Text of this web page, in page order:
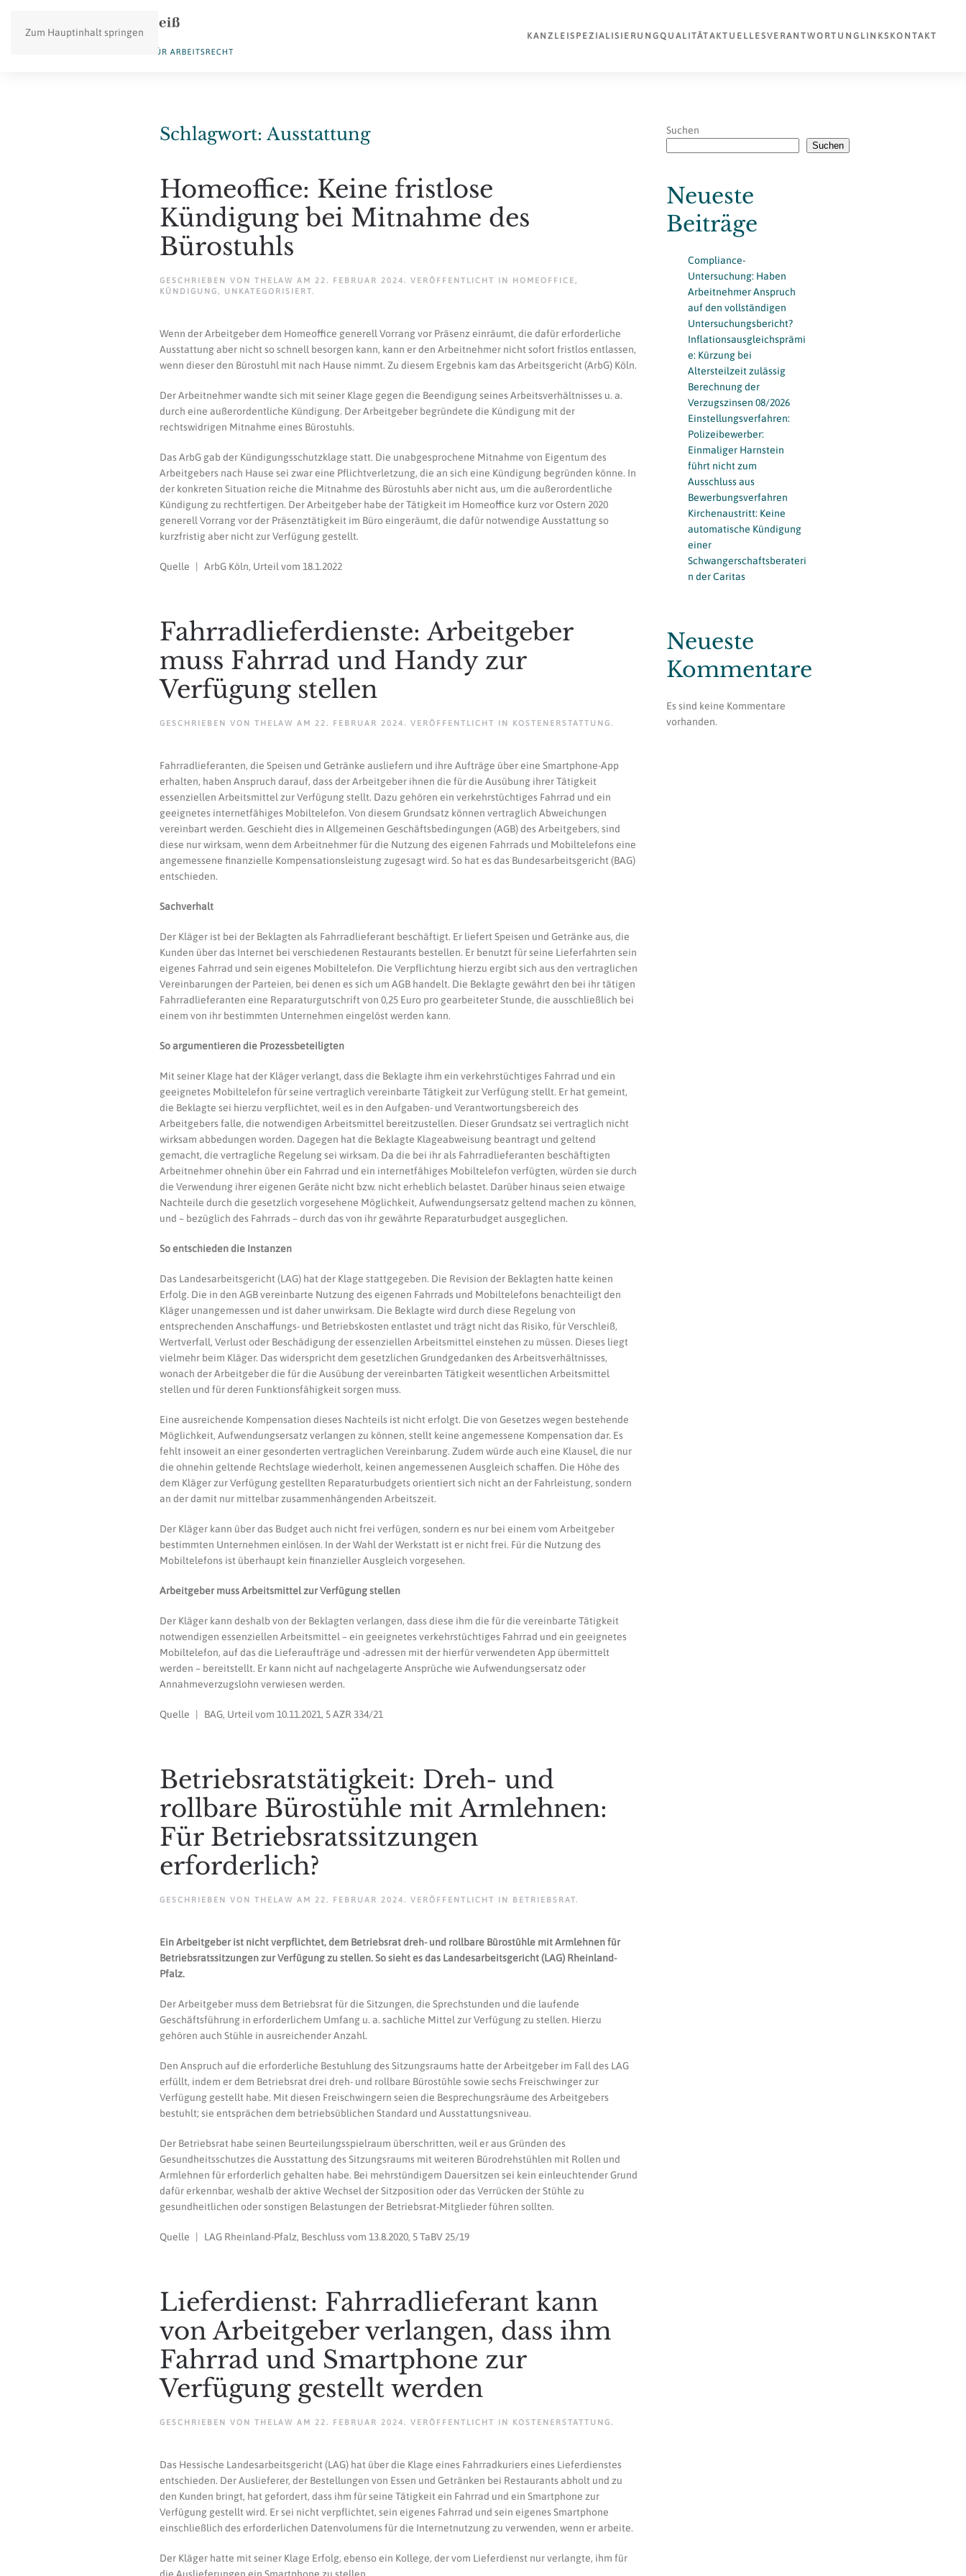
Zum Hauptinhalt springen KANZLEISPEZIALISIERUNGQUALITÄTAKTUELLESVERANTWORTUNG LINKS KONTAKT
Schlagwort:Ausstattung
Homeoffice: Keine fristlose
Kündigung bei Mitnahme des
Bürostuhls
GESCHRIEBEN VON THELAW AM 22. FEBRUAR 2024 . VERÖFFENTLICHT IN HOMEOFFICE ,
KÜNDIGUNG , UNKATEGORISIERT.
Wenn der Arbeitgeber dem Homeoffice generell Vorrang vor Präsenz einräumt, die dafür erforderliche
Ausstattung aber nicht so schnell besorgen kann, kann er den Arbeitnehmer nicht sofort fristlos entlassen,
wenn dieser den Bürostuhl mit nach Hause nimmt. Zu diesem Ergebnis kam das Arbeitsgericht (ArbG) Köln.
Der Arbeitnehmer wandte sich mit seiner Klage gegen die Beendigung seines Arbeitsverhältnisses u. a.
durch eine außerordentliche Kündigung. Der Arbeitgeber begründete die Kündigung mit der
rechtswidrigen Mitnahme eines Bürostuhls.
Das ArbG gab der Kündigungsschutzklage statt. Die unabgesprochene Mitnahme von Eigentum des
Arbeitgebers nach Hause sei zwar eine Pflichtverletzung, die an sich eine Kündigung begründen könne. In
der konkreten Situation reiche die Mitnahme des Bürostuhls aber nicht aus, um die außerordentliche
Kündigung zu rechtfertigen. Der Arbeitgeber habe der Tätigkeit im Homeoffice kurz vor Ostern 2020
generell Vorrang vor der Präsenztätigkeit im Büro eingeräumt, die dafür notwendige Ausstattung so
kurzfristig aber nicht zur Verfügung gestellt.
Quelle | ArbG Köln, Urteil vom 18.1.2022
Fahrradlieferdienste: Arbeitgeber
muss Fahrrad und Handy zur
Verfügung stellen
GESCHRIEBEN VON THELAW AM 22. FEBRUAR 2024 . VERÖFFENTLICHT IN KOSTENERSTATTUNG .
Fahrradlieferanten, die Speisen und Getränke ausliefern und ihre Aufträge über eine Smartphone-App
erhalten, haben Anspruch darauf, dass der Arbeitgeber ihnen die für die Ausübung ihrer Tätigkeit
essenziellen Arbeitsmittel zur Verfügung stellt. Dazu gehören ein verkehrstüchtiges Fahrrad und ein
geeignetes internetfähiges Mobiltelefon. Von diesem Grundsatz können vertraglich Abweichungen
vereinbart werden. Geschieht dies in Allgemeinen Geschäftsbedingungen (AGB) des Arbeitgebers, sind
diese nur wirksam, wenn dem Arbeitnehmer für die Nutzung des eigenen Fahrrads und Mobiltelefons eine
angemessene finanzielle Kompensationsleistung zugesagt wird. So hat es das Bundesarbeitsgericht (BAG)
entschieden.
Sachverhalt
Der Kläger ist bei der Beklagten als Fahrradlieferant beschäftigt. Er liefert Speisen und Getränke aus, die
Kunden über das Internet bei verschiedenen Restaurants bestellen. Er benutzt für seine Lieferfahrten sein
eigenes Fahrrad und sein eigenes Mobiltelefon. Die Verpflichtung hierzu ergibt sich aus den vertraglichen
Vereinbarungen der Parteien, bei denen es sich um AGB handelt. Die Beklagte gewährt den bei ihr tätigen
Fahrradlieferanten eine Reparaturgutschrift von 0,25 Euro pro gearbeiteter Stunde, die ausschließlich bei
einem von ihr bestimmten Unternehmen eingelöst werden kann.
So argumentieren die Prozessbeteiligten
Mit seiner Klage hat der Kläger verlangt, dass die Beklagte ihm ein verkehrstüchtiges Fahrrad und ein
geeignetes Mobiltelefon für seine vertraglich vereinbarte Tätigkeit zur Verfügung stellt. Er hat gemeint,
die Beklagte sei hierzu verpflichtet, weil es in den Aufgaben- und Verantwortungsbereich des
Arbeitgebers falle, die notwendigen Arbeitsmittel bereitzustellen. Dieser Grundsatz sei vertraglich nicht
wirksam abbedungen worden. Dagegen hat die Beklagte Klageabweisung beantragt und geltend
gemacht, die vertragliche Regelung sei wirksam. Da die bei ihr als Fahrradlieferanten beschäftigten
Arbeitnehmer ohnehin über ein Fahrrad und ein internetfähiges Mobiltelefon verfügten, würden sie durch
die Verwendung ihrer eigenen Geräte nicht bzw. nicht erheblich belastet. Darüber hinaus seien etwaige
Nachteile durch die gesetzlich vorgesehene Möglichkeit, Aufwendungsersatz geltend machen zu können,
und – bezüglich des Fahrrads – durch das von ihr gewährte Reparaturbudget ausgeglichen.
So entschieden die Instanzen
Das Landesarbeitsgericht (LAG) hat der Klage stattgegeben. Die Revision der Beklagten hatte keinen
Erfolg. Die in den AGB vereinbarte Nutzung des eigenen Fahrrads und Mobiltelefons benachteiligt den
Kläger unangemessen und ist daher unwirksam. Die Beklagte wird durch diese Regelung von
entsprechenden Anschaffungs- und Betriebskosten entlastet und trägt nicht das Risiko, für Verschleiß,
Wertverfall, Verlust oder Beschädigung der essenziellen Arbeitsmittel einstehen zu müssen. Dieses liegt
vielmehr beim Kläger. Das widerspricht dem gesetzlichen Grundgedanken des Arbeitsverhältnisses,
wonach der Arbeitgeber die für die Ausübung der vereinbarten Tätigkeit wesentlichen Arbeitsmittel
stellen und für deren Funktionsfähigkeit sorgen muss.
Eine ausreichende Kompensation dieses Nachteils ist nicht erfolgt. Die von Gesetzes wegen bestehende
Möglichkeit, Aufwendungsersatz verlangen zu können, stellt keine angemessene Kompensation dar. Es
fehlt insoweit an einer gesonderten vertraglichen Vereinbarung. Zudem würde auch eine Klausel, die nur
die ohnehin geltende Rechtslage wiederholt, keinen angemessenen Ausgleich schaffen. Die Höhe des
dem Kläger zur Verfügung gestellten Reparaturbudgets orientiert sich nicht an der Fahrleistung, sondern
an der damit nur mittelbar zusammenhängenden Arbeitszeit.
Der Kläger kann über das Budget auch nicht frei verfügen, sondern es nur bei einem vom Arbeitgeber
bestimmten Unternehmen einlösen. In der Wahl der Werkstatt ist er nicht frei. Für die Nutzung des
Mobiltelefons ist überhaupt kein finanzieller Ausgleich vorgesehen.
Arbeitgeber muss Arbeitsmittel zur Verfügung stellen
Der Kläger kann deshalb von der Beklagten verlangen, dass diese ihm die für die vereinbarte Tätigkeit
notwendigen essenziellen Arbeitsmittel – ein geeignetes verkehrstüchtiges Fahrrad und ein geeignetes
Mobiltelefon, auf das die Lieferaufträge und -adressen mit der hierfür verwendeten App übermittelt
werden – bereitstellt. Er kann nicht auf nachgelagerte Ansprüche wie Aufwendungsersatz oder
Annahmeverzugslohn verwiesen werden.
Quelle | BAG, Urteil vom 10.11.2021, 5 AZR 334/21
Betriebsratstätigkeit: Dreh- und
rollbare Bürostühle mit Armlehnen:
Für Betriebsratssitzungen
erforderlich?
GESCHRIEBEN VON THELAW AM 22. FEBRUAR 2024 . VERÖFFENTLICHT IN BETRIEBSRAT.
Ein Arbeitgeber ist nicht verpflichtet, dem Betriebsrat dreh- und rollbare Bürostühle mit Armlehnen für
Betriebsratssitzungen zur Verfügung zu stellen. So sieht es das Landesarbeitsgericht (LAG) Rheinland-
Pfalz.
Der Arbeitgeber muss dem Betriebsrat für die Sitzungen, die Sprechstunden und die laufende
Geschäftsführung in erforderlichem Umfang u. a. sachliche Mittel zur Verfügung zu stellen. Hierzu
gehören auch Stühle in ausreichender Anzahl.
Den Anspruch auf die erforderliche Bestuhlung des Sitzungsraums hatte der Arbeitgeber im Fall des LAG
erfüllt, indem er dem Betriebsrat drei dreh- und rollbare Bürostühle sowie sechs Freischwinger zur
Verfügung gestellt habe. Mit diesen Freischwingern seien die Besprechungsräume des Arbeitgebers
bestuhlt; sie entsprächen dem betriebsüblichen Standard und Ausstattungsniveau.
Der Betriebsrat habe seinen Beurteilungsspielraum überschritten, weil er aus Gründen des
Gesundheitsschutzes die Ausstattung des Sitzungsraums mit weiteren Bürodrehstühlen mit Rollen und
Armlehnen für erforderlich gehalten habe. Bei mehrstündigem Dauersitzen sei kein einleuchtender Grund
dafür erkennbar, weshalb der aktive Wechsel der Sitzposition oder das Verrücken der Stühle zu
gesundheitlichen oder sonstigen Belastungen der Betriebsrat-Mitglieder führen sollten.
Quelle | LAG Rheinland-Pfalz, Beschluss vom 13.8.2020, 5 TaBV 25/19
Lieferdienst: Fahrradlieferant kann
von Arbeitgeber verlangen, dass ihm
Fahrrad und Smartphone zur
Verfügung gestellt werden
GESCHRIEBEN VON THELAW AM 22. FEBRUAR 2024 . VERÖFFENTLICHT IN KOSTENERSTATTUNG .
Das Hessische Landesarbeitsgericht (LAG) hat über die Klage eines Fahrradkuriers eines Lieferdienstes
entschieden. Der Auslieferer, der Bestellungen von Essen und Getränken bei Restaurants abholt und zu
den Kunden bringt, hat gefordert, dass ihm für seine Tätigkeit ein Fahrrad und ein Smartphone zur
Verfügung gestellt wird. Er sei nicht verpflichtet, sein eigenes Fahrrad und sein eigenes Smartphone
einschließlich des erforderlichen Datenvolumens für die Internetnutzung zu verwenden, wenn er arbeite.
Der Kläger hatte mit seiner Klage Erfolg, ebenso ein Kollege, der vom Lieferdienst nur verlangte, ihm für
Suchen
Suchen
Neueste
Beiträge
Compliance-
Untersuchung: Haben
Arbeitnehmer Anspruch
auf den vollständigen
Untersuchungsbericht?
Inflationsausgleichsprämi
e: Kürzung bei
Altersteilzeit zulässig
Berechnung der
Verzugszinsen 08/2026
Einstellungsverfahren:
Polizeibewerber:
Einmaliger Harnstein
führt nicht zum
Ausschluss aus
Bewerbungsverfahren
Kirchenaustritt: Keine
automatische Kündigung
einer
Schwangerschaftsberateri
n der Caritas
Neueste
Kommentare
Es sind keine Kommentare
vorhanden.